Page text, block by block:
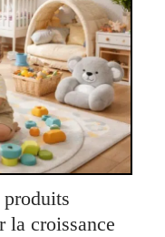
la croissance